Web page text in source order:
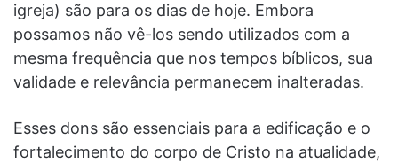
igreja) são para os dias de hoje. Embora
possamos não vê-los sendo utilizados com a
mesma frequência que nos tempos bíblicos, sua
validade e relevância permanecem inalteradas.
Esses dons são essenciais para a edificação e o
fortalecimento do corpo de Cristo na atualidade,